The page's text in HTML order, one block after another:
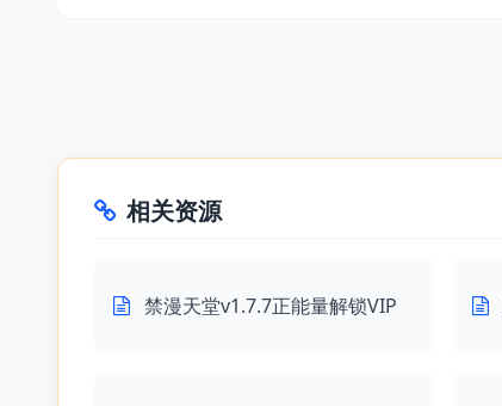
相关资源
禁漫天堂v1.7.7正能量解锁VIP